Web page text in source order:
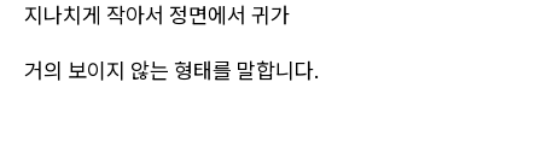
지나치게 작아서 정면에서 귀가
거의 보이지 않는 형태를 말합니다.